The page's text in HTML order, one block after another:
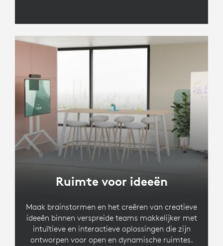
Ruimte voor ideeën
Maak brainstormen en het creëren van creatieve
ideeën binnen verspreide teams makkelijker met
intuïtieve en interactieve oplossingen die zijn
ontworpen voor open en dynamische ruimtes.